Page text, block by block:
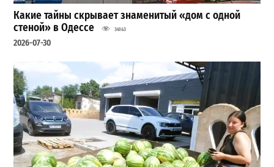
Какие тайны скрывает знаменитый «дом с одной
стеной» в Одессе
34143
2026-07-30